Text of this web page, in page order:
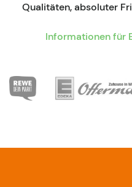
Qualitäten, absoluter
Informationen für